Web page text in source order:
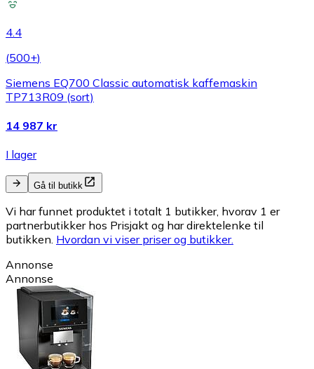
4.4
(500+)
Siemens EQ700 Classic automatisk kaffemaskin
TP713R09 (sort)
14 987 kr
I lager
Gå til butikk
Vi har funnet produktet i totalt 1 butikker, hvorav 1 er
partnerbutikker hos Prisjakt og har direktelenke til
butikken. Hvordan vi viser priser og butikker.
Annonse
Annonse